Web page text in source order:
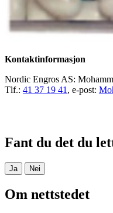
Kontaktinformasjon
Nordic Engros AS:
Tlf.: 41 37 19 41 , e-post:
Fant du det du
Ja Nei
Om nettstedet